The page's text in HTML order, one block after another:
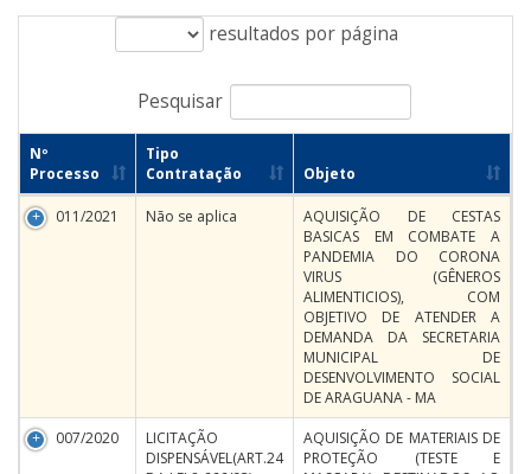
resultados por página
Pesquisar
Nº
Processo
Tipo
Contratação
Objeto
011/2021 Não se aplica
AQUISIÇÃO DE CESTAS
BASICAS EM COMBATE A
PANDEMIA DO CORONA
VIRUS (GÊNEROS
ALIMENTICIOS), COM
OBJETIVO DE ATENDER A
DEMANDA DA SECRETARIA
MUNICIPAL DE
DESENVOLVIMENTO SOCIAL
DE ARAGUANA - MA
007/2020
LICITAÇÃO
DISPENSÁVEL(ART.24
AQUISIÇÃO DE MATERIAIS DE
PROTEÇÃO (TESTE E